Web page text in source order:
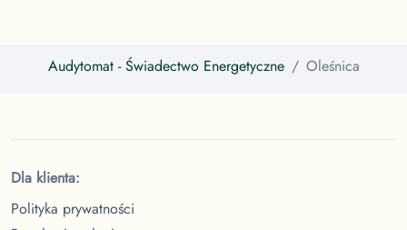
Audytomat- Świadectwo Energetyczne Oleśnica
Dla klienta:
Polityka prywatności